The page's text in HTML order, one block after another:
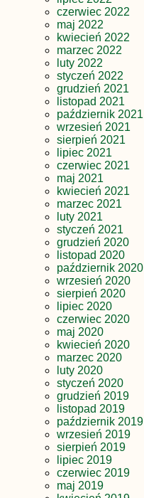
czerwiec 2022
maj 2022
kwiecień 2022
marzec 2022
luty 2022
styczeń 2022
grudzień 2021
listopad 2021
październik 2021
wrzesień 2021
sierpień 2021
lipiec 2021
czerwiec 2021
maj 2021
kwiecień 2021
marzec 2021
luty 2021
styczeń 2021
grudzień 2020
listopad 2020
październik 2020
wrzesień 2020
sierpień 2020
lipiec 2020
czerwiec 2020
maj 2020
kwiecień 2020
marzec 2020
luty 2020
styczeń 2020
grudzień 2019
listopad 2019
październik 2019
wrzesień 2019
sierpień 2019
lipiec 2019
czerwiec 2019
maj 2019